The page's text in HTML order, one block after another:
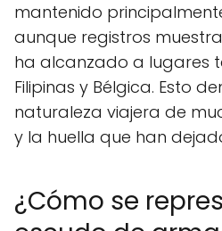
mantenido
aunque registros
ha alcanzado a lugares
Filipinas y Bélgica. Esto
naturaleza viajera de
y la huella que han
¿Cómo se